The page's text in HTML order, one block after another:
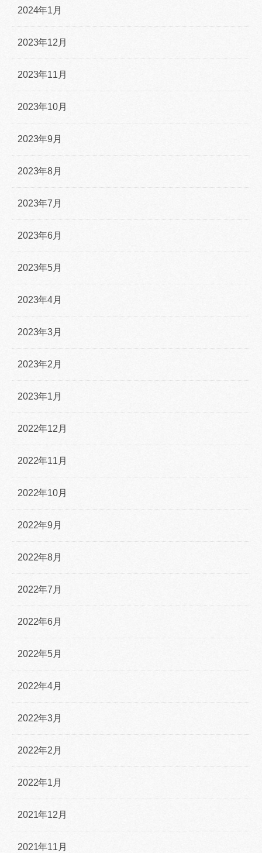
2024年1月
2023年12月
2023年11月
2023年10月
2023年9月
2023年8月
2023年7月
2023年6月
2023年5月
2023年4月
2023年3月
2023年2月
2023年1月
2022年12月
2022年11月
2022年10月
2022年9月
2022年8月
2022年7月
2022年6月
2022年5月
2022年4月
2022年3月
2022年2月
2022年1月
2021年12月
2021年11月